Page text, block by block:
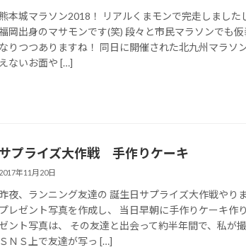
本城マラソン2018！ リアルくまモンで完走しまし
岡出身のマサモンです(笑) 段々と市民マラソンでも仮
なりつつありますね！ 同日に開催された北九州マラソ
えないお面や […]
サプライズ大作戦 手作りケーキ
2017年11月20日
夜、ランニング友達の 誕生日サプライズ大作戦やり
プレゼント写真を作成し、 当日早朝に手作りケーキ作
ント写真は、 その友達と出会って約半年間で、私が撮
ＳＮＳ上で友達が写っ […]